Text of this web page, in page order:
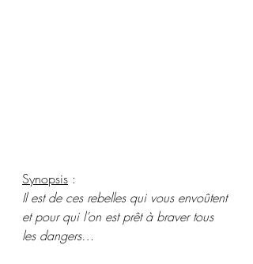
Synopsis :
Il est de ces rebelles qui vous envoûtent
et pour qui l’on est prêt à braver tous
les dangers…